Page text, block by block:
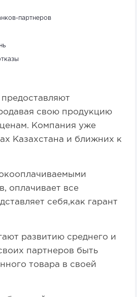
партнеров
свою продукцию
Компания уже
Казахстана и ближних к
оплачивает все
себя,как гарант
развитию среднего и
партнеров быть
товара в своей